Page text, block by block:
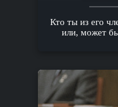
Кто ты из его
или, может